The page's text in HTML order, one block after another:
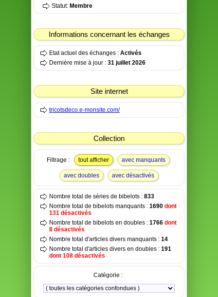
Statut: Membre
Informations concernant les échanges
Etat actuel des échanges : Activés
Dernière mise à jour : 31 juillet 2026
Site internet
tricotsdeco.e-monsite.com/
Collection
Filtrage : tout afficher avec manquants
avec doubles avec désactivés
Nombre total de séries de bibelots : 833
Nombre total de bibelots manquants : 1690 dont
131 désactivés
Nombre total de bibelots en doubles : 1766 dont
8 désactivés
Nombre total d'articles divers manquants : 14
Nombre total d'articles divers en doubles : 191
dont 108 désactivés
Catégorie :